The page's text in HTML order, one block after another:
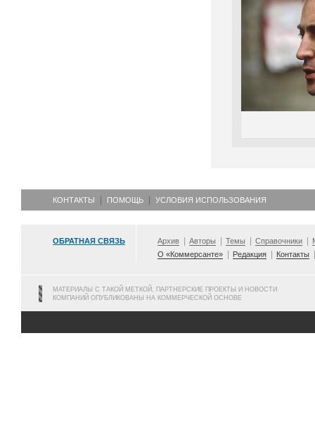
КОНТАКТЫ ПОМОЩЬ УСЛОВИЯ ИСПОЛЬЗОВАНИЯ
ОБРАТНАЯ СВЯЗЬ Архив Авторы Темы Справочники
О «Коммерсанте»
Редакция Контакты
МАТЕРИАЛЫ С ТАКОЙ МЕТКОЙ, ПАРТНЕРСКИЕ ПРОЕКТЫ И НОВОСТИ
КОМПАНИЙ ОПУБЛИКОВАНЫ НА КОММЕРЧЕСКОЙ ОСНОВЕ